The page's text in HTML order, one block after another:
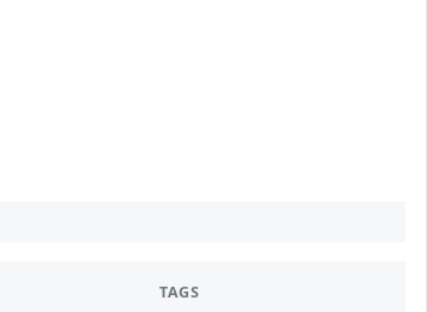
TAGS